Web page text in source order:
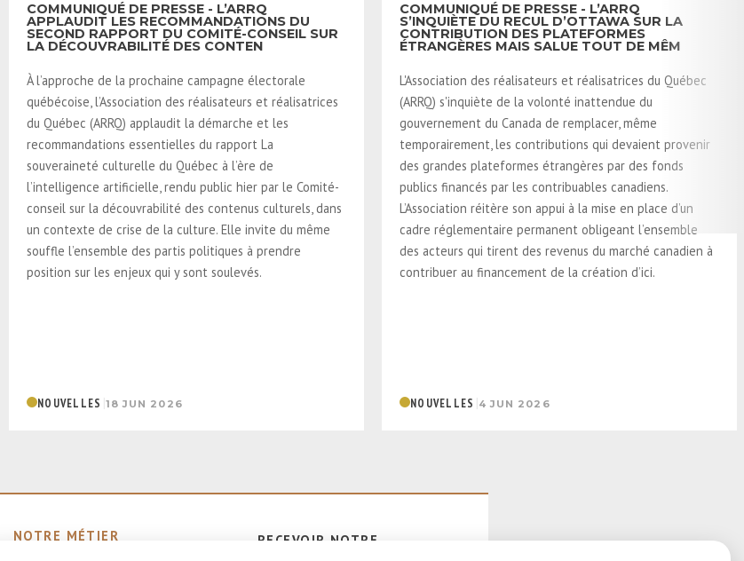
COMMUNIQUÉ DE PRESSE - L’ARRQ
APPLAUDIT LES RECOMMANDATIONS DU
SECOND RAPPORT DU COMITÉ-CONSEIL SUR
LA DÉCOUVRABILITÉ DES CONTEN
À l’approche de la prochaine campagne électorale
québécoise, l’Association des réalisateurs et réalisatrices
du Québec (ARRQ) applaudit la démarche et les
recommandations essentielles du rapport La
souveraineté culturelle du Québec à l’ère de
l’intelligence artificielle, rendu public hier par le Comité-
conseil sur la découvrabilité des contenus culturels, dans
un contexte de crise de la culture. Elle invite du même
souffle l’ensemble des partis politiques à prendre
position sur les enjeux qui y sont soulevés.
NOUVELLES 18 JUN 2026
COMMUNIQUÉ DE PRESSE - L’ARRQ
S’INQUIÈTE DU RECUL D’OTTAWA SUR LA
CONTRIBUTION DES PLATEFORMES
ÉTRANGÈRES MAIS SALUE TOUT DE MÊM
L'Association des réalisateurs et réalisatrices du Québec
(ARRQ) s'inquiète de la volonté inattendue du
gouvernement du Canada de remplacer, même
temporairement, les contributions qui devaient provenir
des grandes plateformes étrangères par des fonds
publics financés par les contribuables canadiens.
L’Association réitère son appui à la mise en place d’un
cadre réglementaire permanent obligeant l’ensemble
des acteurs qui tirent des revenus du marché canadien à
contribuer au financement de la création d’ici.
NOUVELLES 4 JUN 2026
NOTRE MÉTIER
RECEVOIR NOTRE